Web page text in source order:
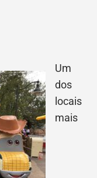
Um
dos
locais
mais